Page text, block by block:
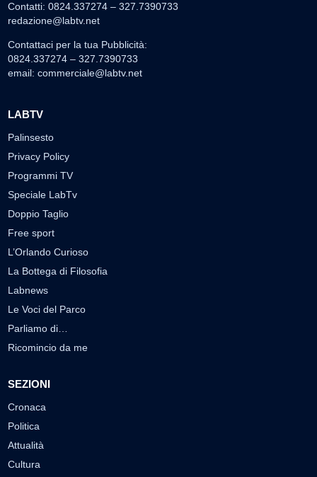
Contatti: 0824.337274 – 327.7390733
redazione@labtv.net
Contattaci per la tua Pubblicità:
0824.337274 – 327.7390733
email: commerciale@labtv.net
LABTV
Palinsesto
Privacy Policy
Programmi TV
Speciale LabTv
Doppio Taglio
Free sport
L’Orlando Curioso
La Bottega di Filosofia
Labnews
Le Voci del Parco
Parliamo di…
Ricomincio da me
SEZIONI
Cronaca
Politica
Attualità
Cultura